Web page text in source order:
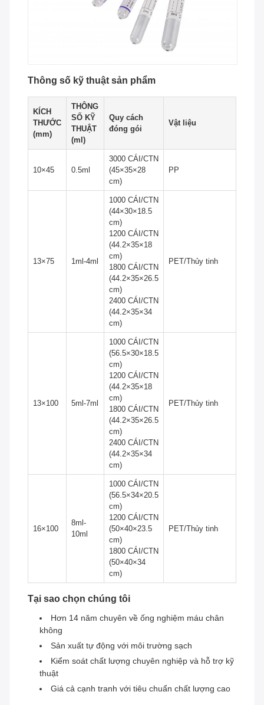
Thông số kỹ thuật sản phẩm
KÍCH
THƯỚC
(mm)
THÔNG
SỐ KỸ
THUẬT
(ml)
Quy cách
đóng gói
Vật liệu
10×45 0.5ml
3000 CÁI/CTN
(45×35×28
cm)
PP
13×75 1ml-4ml
1000 CÁI/CTN
(44×30×18.5
cm)
1200 CÁI/CTN
(44.2×35×18
cm)
1800 CÁI/CTN
(44.2×35×26.5
cm)
2400 CÁI/CTN
(44.2×35×34
cm)
PET/Thủy tinh
13×100 5ml-7ml
1000 CÁI/CTN
(56.5×30×18.5
cm)
1200 CÁI/CTN
(44.2×35×18
cm)
1800 CÁI/CTN
(44.2×35×26.5
cm)
2400 CÁI/CTN
(44.2×35×34
cm)
PET/Thủy tinh
16×100
8ml-
10ml
1000 CÁI/CTN
(56.5×34×20.5
cm)
1200 CÁI/CTN
(50×40×23.5
cm)
1800 CÁI/CTN
(50×40×34
cm)
PET/Thủy tinh
Tại sao chọn chúng tôi
Hơn 14 năm chuyên về ống nghiệm máu chân
không
Sản xuất tự động với môi trường sạch
Kiểm soát chất lượng chuyên nghiệp và hỗ trợ kỹ
thuật
Giá cả cạnh tranh với tiêu chuẩn chất lượng cao